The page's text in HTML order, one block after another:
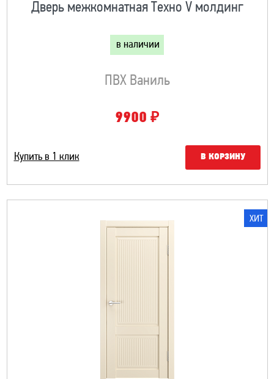
Дверь межкомнатная Техно V молдинг
в наличии
ПВХ Ваниль
9900 ₽
Купить в 1 клик В КОРЗИНУ
ХИТ